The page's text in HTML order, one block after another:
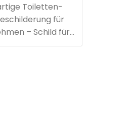
Toiletten-
für
– Schild für
oder Wand